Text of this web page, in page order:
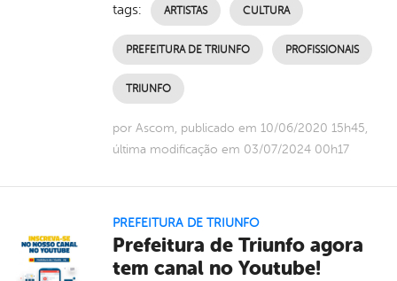
tags: ARTISTAS CULTURA
PREFEITURA DE TRIUNFO PROFISSIONAIS
TRIUNFO
por Ascom, publicado em 10/06/2020 15h45,
última modificação em 03/07/2024 00h17
PREFEITURA DE TRIUNFO
Prefeitura de Triunfo agora
tem canal no Youtube!